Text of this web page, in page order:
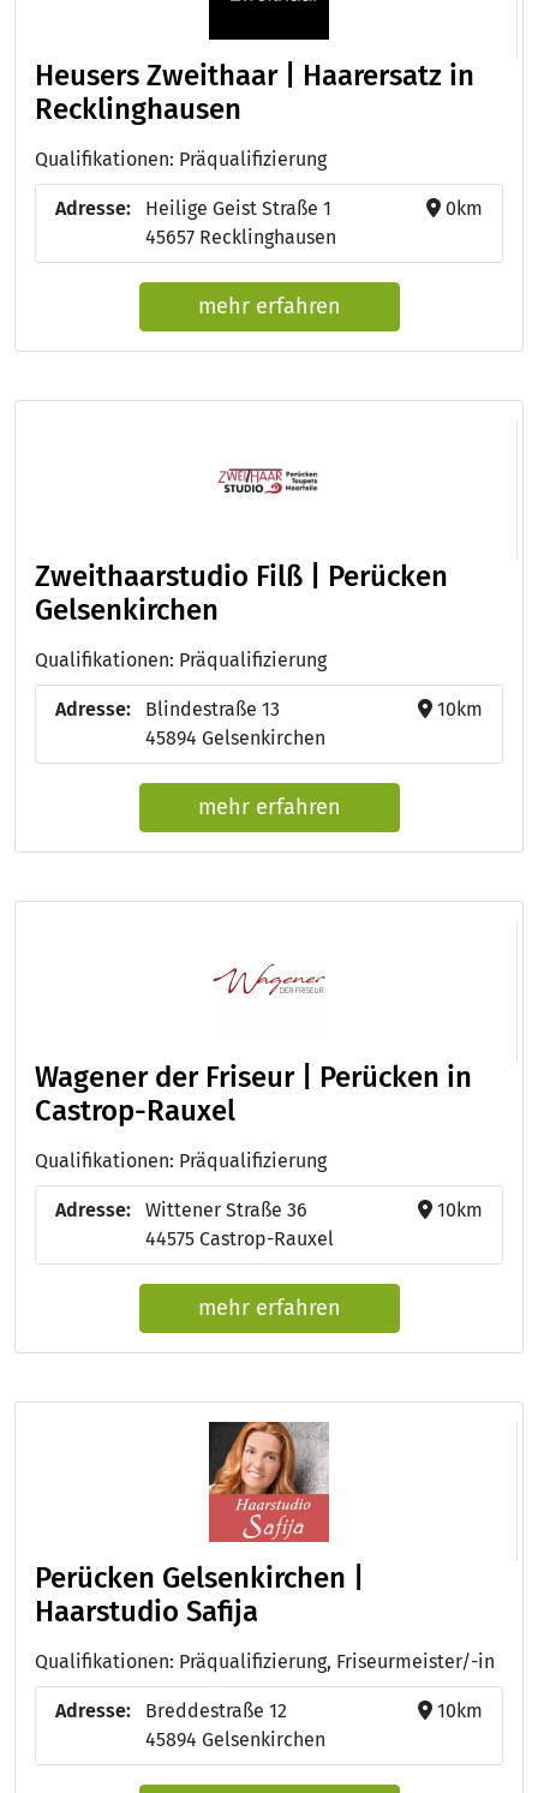
Heusers Zweithaar | Haarersatz in
Recklinghausen
Qualifikationen: Präqualifizierung
Adresse:
Heilige Geist Straße 1
45657 Recklinghausen
0km
mehr erfahren
Zweithaarstudio Filß | Perücken
Gelsenkirchen
Qualifikationen: Präqualifizierung
Adresse:
Blindestraße 13
45894 Gelsenkirchen
10km
mehr erfahren
Wagener der Friseur | Perücken in
Castrop-Rauxel
Qualifikationen: Präqualifizierung
Adresse:
Wittener Straße 36
44575 Castrop-Rauxel
10km
mehr erfahren
Perücken Gelsenkirchen |
Haarstudio Safija
Qualifikationen: Präqualifizierung, Friseurmeister/-in
Adresse:
Breddestraße 12
45894 Gelsenkirchen
10km